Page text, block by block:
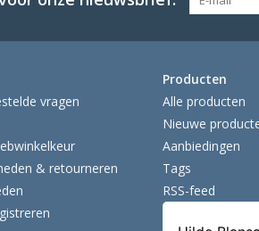
vragen
& retourneren
Producten
Alle producten
Nieuwe
Aanbiedingen
Tags
RSS-feed